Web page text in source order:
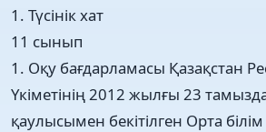
1. Түсінік хат
11 сынып
1. Оқу бағдарламасы Қазақстан
Үкіметінің 2012 жылғы 23
қаулысымен бекітілген Орта